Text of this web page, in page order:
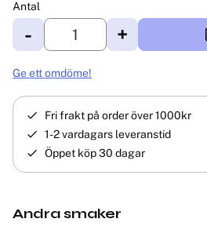
Antal
+
-
Ge ett omdöme!
Fri frakt på order över 1000kr
1-2 vardagars leveranstid
Öppet köp 30 dagar
Andra smaker